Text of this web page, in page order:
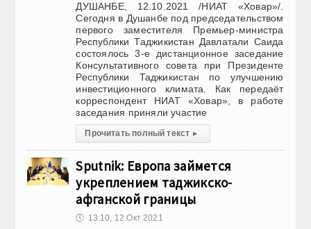
ДУШАНБЕ, 12.10.2021 /НИАТ «Ховар»/.
Сегодня в Душанбе под председательством
первого заместителя Премьер-министра
Республики Таджикистан Давлатали Саида
состоялось 3-е дистанционное заседание
Консультативного совета при Президенте
Республики Таджикистан по улучшению
инвестиционного климата. Как передаёт
корреспондент НИАТ «Ховар», в работе
заседания приняли участие
Прочитать полный текст ▸
Sputnik: Европа займется
укреплением таджикско-
афганской границы
🕔 13:10, 12.Окт 2021